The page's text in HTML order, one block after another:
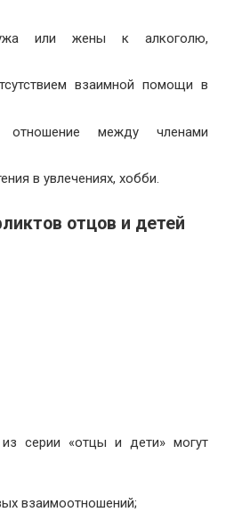
или жены к алкоголю,
взаимной помощи в
отношение между членами
в увлечениях, хобби.
отцов и детей
серии «отцы и дети» могут
взаимоотношений;